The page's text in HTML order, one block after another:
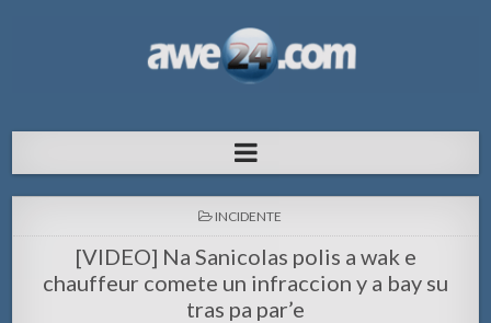
pa Aruba
POSTED
INCIDENTE
[VIDEO] Na Sanicolas polis a wak e
chauffeur comete un infraccion y a bay su
tras pa par’e